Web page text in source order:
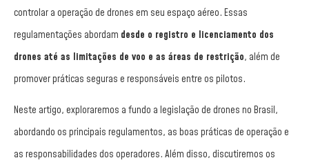
controlar a operação de drones em seu espaço aéreo. Essas
regulamentações abordam desde o registro e licenciamento dos
drones até as limitações de voo e as áreas de restrição, além de
promover práticas seguras e responsáveis entre os pilotos.
Neste artigo, exploraremos a fundo a legislação de drones no Brasil,
abordando os principais regulamentos, as boas práticas de operação e
as responsabilidades dos operadores. Além disso, discutiremos os